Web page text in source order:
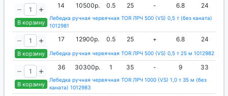
В корзину
14 10500р. 0.5 25 - 6.8 24
Лебедка ручная червячная TOR ЛРЧ 500 (VS) 0,5 т (без каната)
1012981
В корзину
17 12900р. 0.5 25 + 6.8 24
Лебедка ручная червячная TOR ЛРЧ 500 (VS) 0,5 т 25 м 1012982
В корзину
36 30300р. 1 35 - 9 33
Лебедка ручная червячная TOR ЛРЧ 1000 (VS) 1,0 т 35 м (без
каната) 1012983